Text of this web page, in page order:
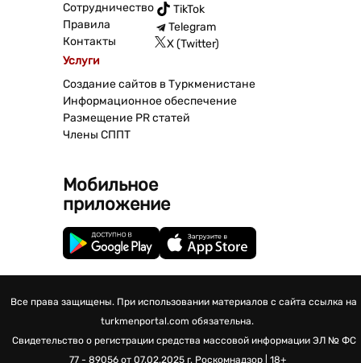
Сотрудничество
Правила
Контакты
TikTok
Telegram
X (Twitter)
Услуги
Создание сайтов в Туркменистане
Информационное обеспечение
Размещение PR статей
Члены СППТ
Мобильное
приложение
Все права защищены. При использовании материалов с сайта ссылка на
turkmenportal.com обязательна.
Свидетельство о регистрации средства массовой информации ЭЛ № ФС
77 - 89056 от 07.02.2025 г. Роскомнадзор | 18+